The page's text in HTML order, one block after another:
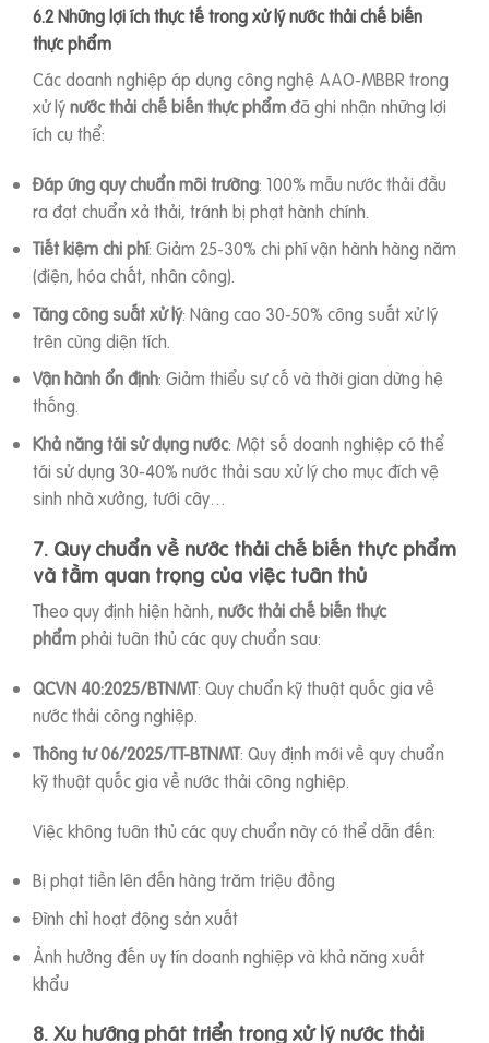
6.2 Những lợi ích thực tế trong xử lý nước thải chế biến
thực phẩm
Các doanh nghiệp áp dụng công nghệ AAO-MBBR trong
xử lýnước thải chế biến thực phẩmđã ghi nhận những lợi
ích cụ thể:
Đáp ứng quy chuẩn môi trường: 100% mẫu nước thải đầu
ra đạt chuẩn xả thải, tránh bị phạt hành chính.
Tiết kiệm chi phí: Giảm 25-30% chi phí vận hành hàng năm
(điện, hóa chất, nhân công).
Tăng công suất xử lý: Nâng cao 30-50% công suất xử lý
trên cùng diện tích.
Vận hành ổn định: Giảm thiểu sự cố và thời gian dừng hệ
thống.
Khả năng tái sử dụng nước: Một số doanh nghiệp có thể
tái sử dụng 30-40% nước thải sau xử lý cho mục đích vệ
sinh nhà xưởng, tưới cây…
7. Quy chuẩn về nước thải chế biến thực phẩm
và tầm quan trọng của việc tuân thủ
Theo quy định hiện hành, nước thải chế biến thực
phẩmphải tuân thủ các quy chuẩn sau:
QCVN 40:2025/BTNMT: Quy chuẩn kỹ thuật quốc gia về
nước thải công nghiệp.
Thông tư 06/2025/TT-BTNMT: Quy định mới về quy chuẩn
kỹ thuật quốc gia về nước thải công nghiệp.
Việc không tuân thủ các quy chuẩn này có thể dẫn đến:
Bị phạt tiền lên đến hàng trăm triệu đồng
Đình chỉ hoạt động sản xuất
Ảnh hưởng đến uy tín doanh nghiệp và khả năng xuất
khẩu
8. Xu hướng phát triển trong xử lý nước thải